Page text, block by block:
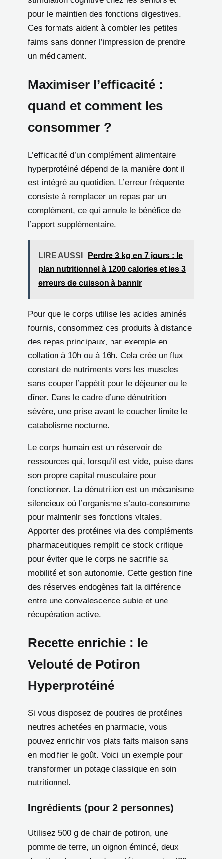
pour le maintien des fonctions digestives.
Ces formats aident à combler les petites
faims sans donner l’impression de prendre
un médicament.
Maximiser l’efficacité :
quand et comment les
consommer ?
L’efficacité d’un complément alimentaire
hyperprotéiné dépend de la manière dont il
est intégré au quotidien. L’erreur fréquente
consiste à remplacer un repas par un
complément, ce qui annule le bénéfice de
l’apport supplémentaire.
LIRE AUSSI
Perdre 3 kg en 7 jours : le
plan nutritionnel à 1200 calories et les 3
erreurs de cuisson à bannir
Pour que le corps utilise les acides aminés
fournis, consommez ces produits à distance
des repas principaux, par exemple en
collation à 10h ou à 16h. Cela crée un flux
constant de nutriments vers les muscles
sans couper l’appétit pour le déjeuner ou le
dîner. Dans le cadre d’une dénutrition
sévère, une prise avant le coucher limite le
catabolisme nocturne.
Le corps humain est un réservoir de
ressources qui, lorsqu’il est vide, puise dans
son propre capital musculaire pour
fonctionner. La dénutrition est un mécanisme
silencieux où l’organisme s’auto-consomme
pour maintenir ses fonctions vitales.
Apporter des protéines via des compléments
pharmaceutiques remplit ce stock critique
pour éviter que le corps ne sacrifie sa
mobilité et son autonomie. Cette gestion fine
des réserves endogènes fait la différence
entre une convalescence subie et une
récupération active.
Recette enrichie : le
Velouté de Potiron
Hyperprotéiné
Si vous disposez de poudres de protéines
neutres achetées en pharmacie, vous
pouvez enrichir vos plats faits maison sans
en modifier le goût. Voici un exemple pour
transformer un potage classique en soin
nutritionnel.
Ingrédients (pour 2 personnes)
Utilisez 500 g de chair de potiron, une
pomme de terre, un oignon émincé, deux